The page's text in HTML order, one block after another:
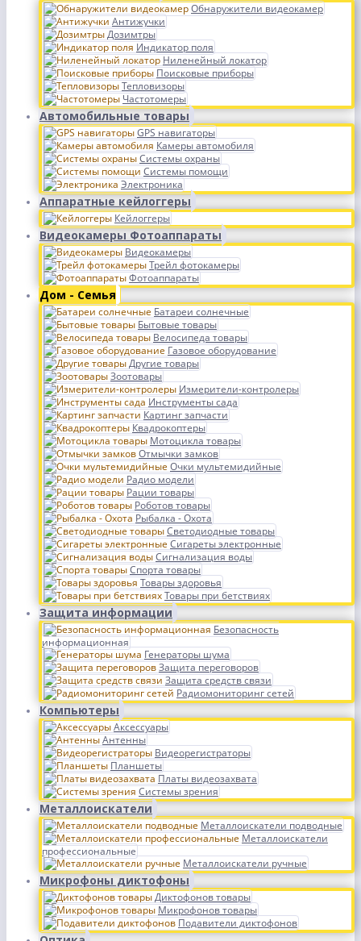
Обнаружители видеокамер
Антижучки
Дозимтры
Индикатор поля
Ниленейный локатор
Поисковые приборы
Тепловизоры
Частотомеры
Автомобильные товары
GPS навигаторы
Камеры автомобиля
Системы охраны
Системы помощи
Электроника
Аппаратные кейлоггеры
Кейлоггеры
Видеокамеры Фотоаппараты
Видеокамеры
Трейл фотокамеры
Фотоаппараты
Дом - Семья
Батареи солнечные
Бытовые товары
Велосипеда товары
Газовое оборудование
Другие товары
Зоотовары
Измерители-контролеры
Инструменты сада
Картинг запчасти
Квадрокоптеры
Мотоцикла товары
Отмычки замков
Очки мультемидийные
Радио модели
Рации товары
Роботов товары
Рыбалка - Охота
Светодиодные товары
Сигареты электронные
Сигнализация воды
Спорта товары
Товары здоровья
Товары при бетствиях
Защита информации
Безопасность
информационная
Генераторы шума
Защита переговоров
Защита средств связи
Радиомониторинг сетей
Компьютеры
Аксессуары
Антенны
Видеорегистраторы
Планшеты
Платы видеозахвата
Системы зрения
Металлоискатели
Металлоискатели подводные
Металлоискатели
профессиональные
Металлоискатели ручные
Микрофоны диктофоны
Диктофонов товары
Микрофонов товары
Подавители диктофонов